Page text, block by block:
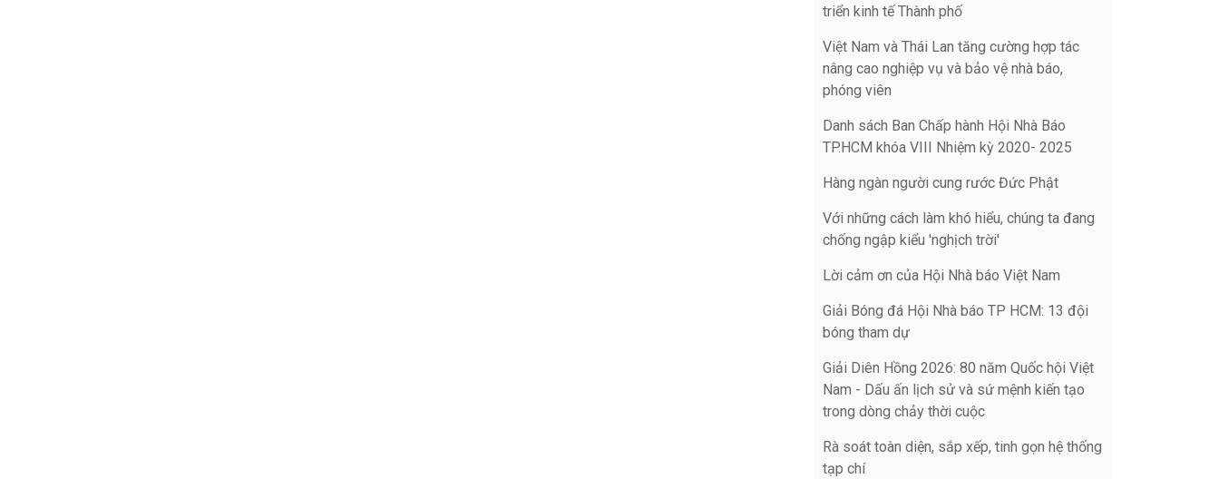
triển kinh tế Thành phố
Việt Nam và Thái Lan tăng cường hợp tác
nâng cao nghiệp vụ và bảo vệ nhà báo,
phóng viên
Danh sách Ban Chấp hành Hội Nhà Báo
TP.HCM khóa VIII Nhiệm kỳ 2020- 2025
Hàng ngàn người cung rước Đức Phật
Với những cách làm khó hiểu, chúng ta đang
chống ngập kiểu 'nghịch trời'
Lời cảm ơn của Hội Nhà báo Việt Nam
Giải Bóng đá Hội Nhà báo TP HCM: 13 đội
bóng tham dự
Giải Diên Hồng 2026: 80 năm Quốc hội Việt
Nam - Dấu ấn lịch sử và sứ mệnh kiến tạo
trong dòng chảy thời cuộc
Rà soát toàn diện, sắp xếp, tinh gọn hệ thống
tạp chí